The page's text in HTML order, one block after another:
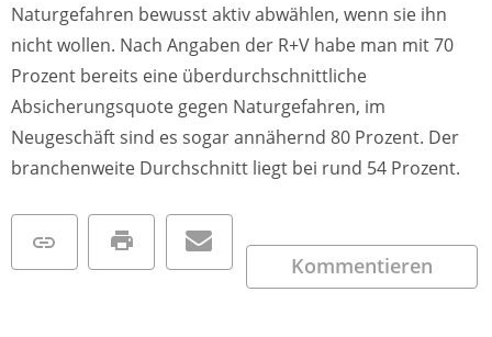
Naturgefahren bewusst aktiv abwählen, wenn sie ihn
nicht wollen. Nach Angaben der R+V habe man mit 70
Prozent bereits eine überdurchschnittliche
Absicherungsquote gegen Naturgefahren, im
Neugeschäft sind es sogar annähernd 80 Prozent. Der
branchenweite Durchschnitt liegt bei rund 54 Prozent.
Kommentieren